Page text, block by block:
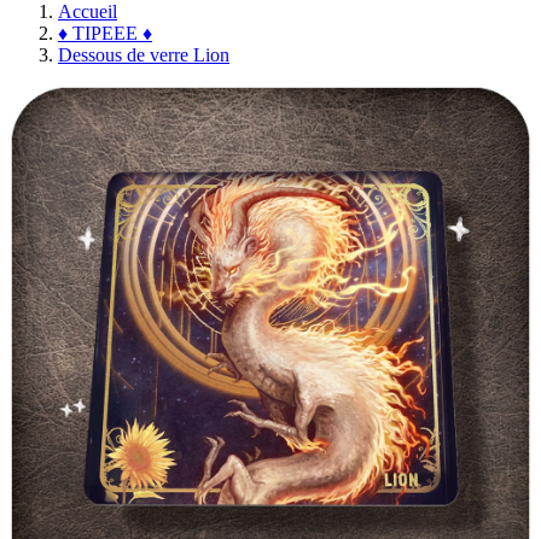
Accueil
♦ TIPEEE ♦
Dessous de verre Lion